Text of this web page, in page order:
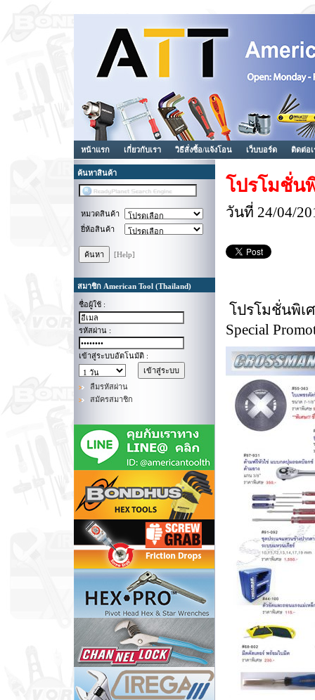
หน้าแรก เกี่ยวกับเรา วิธีสั่งซื้อ/แจ้งโอน เว็บบอร์ด ติดต่อเ
ค้นหาสินค้า
หมวดสินค้า
ยี่ห้อสินค้า
[Help]
สมาชิก American Tool (Thailand)
ชื่อผู้ใช้ :
รหัสผ่าน :
เข้าสู่ระบบอัตโนมัติ :
ลืมรหัสผ่าน
สมัครสมาชิก
โปรโมชั่น
วันที่ 24/04/
โปรโมชั่นพิเ
Special